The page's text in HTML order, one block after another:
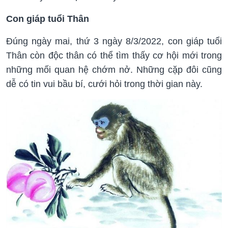
Con giáp tuổi Thân
Đúng ngày mai, thứ 3 ngày 8/3/2022, con giáp tuổi
Thân còn độc thân có thể tìm thấy cơ hội mới trong
những mối quan hệ chớm nở. Những cặp đôi cũng
dễ có tin vui bầu bí, cưới hỏi trong thời gian này.